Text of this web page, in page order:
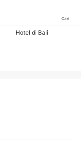
Cari
Hotel di Bali